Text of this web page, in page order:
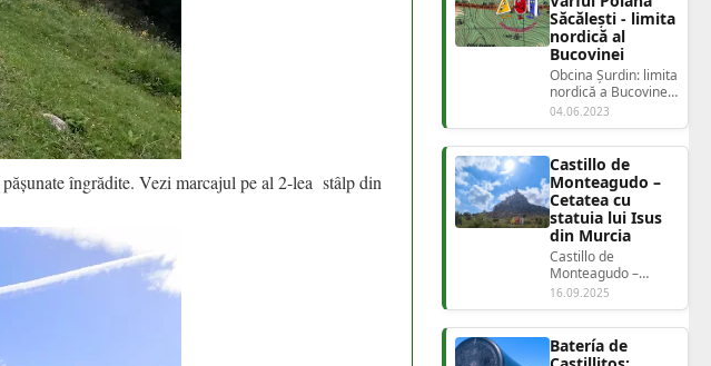
îngrădite. Vezi marcajul pe al 2-lea stâlp din
Săcălești - limita
nordică al
Bucovinei
Obcina Șurdin: limita
nordică a Bucovinei
- ghid complet -
traseu vârful Poiana
Săcăleș...
04.06.2023
Castillo de
Monteagudo –
Cetatea cu
statuia lui Isus
din Murcia
Castillo de
Monteagudo –
Cetatea cu statuia
lui Isus din Murcia |
Jurnal de Drumeții...
16.09.2025
Batería de